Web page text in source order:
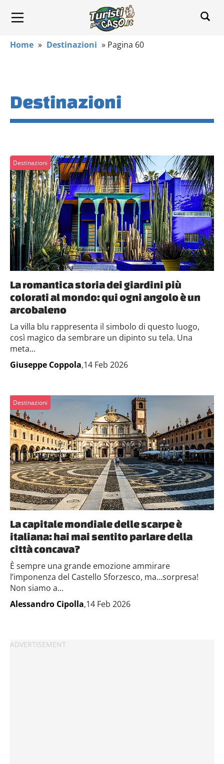
Home » Destinazioni » Pagina 60
Destinazioni
Destinazioni
La romantica storia dei giardini più
colorati al mondo: qui ogni angolo è un
arcobaleno
La villa blu rappresenta il simbolo di questo luogo,
così magico da sembrare un dipinto su tela. Una
meta...
Giuseppe Coppola,14 Feb 2026
Destinazioni
La capitale mondiale delle scarpe è
italiana: hai mai sentito parlare della
città concava?
È sempre una grande emozione ammirare
l’imponenza del Castello Sforzesco, ma…sorpresa!
Non siamo a...
Alessandro Cipolla,14 Feb 2026